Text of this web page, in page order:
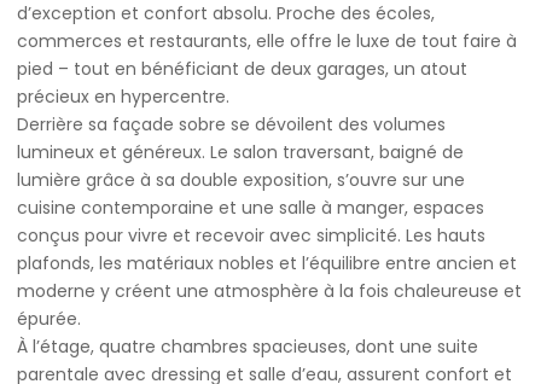
d’exception et confort absolu. Proche des écoles,
commerces et restaurants, elle offre le luxe de tout faire à
pied – tout en bénéficiant de deux garages, un atout
précieux en hypercentre.
Derrière sa façade sobre se dévoilent des volumes
lumineux et généreux. Le salon traversant, baigné de
lumière grâce à sa double exposition, s’ouvre sur une
cuisine contemporaine et une salle à manger, espaces
conçus pour vivre et recevoir avec simplicité. Les hauts
plafonds, les matériaux nobles et l’équilibre entre ancien et
moderne y créent une atmosphère à la fois chaleureuse et
épurée.
À l’étage, quatre chambres spacieuses, dont une suite
parentale avec dressing et salle d’eau, assurent confort et